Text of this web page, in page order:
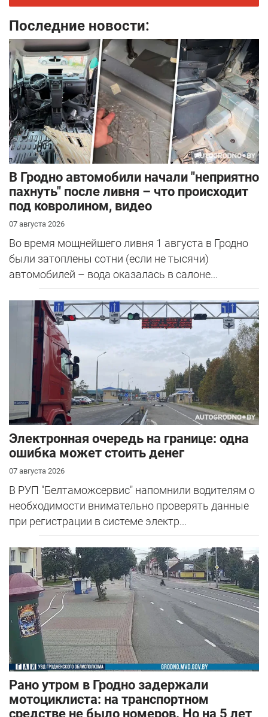
Последние новости:
В Гродно автомобили начали "неприятно
пахнуть" после ливня – что происходит
под ковролином, видео
07 августа 2026
Во время мощнейшего ливня 1 августа в Гродно
были затоплены сотни (если не тысячи)
автомобилей – вода оказалась в салоне...
Электронная очередь на границе: одна
ошибка может стоить денег
07 августа 2026
В РУП "Белтаможсервис" напомнили водителям о
необходимости внимательно проверять данные
при регистрации в системе электр...
Рано утром в Гродно задержали
мотоциклиста: на транспортном
средстве не было номеров. Но на 5 лет